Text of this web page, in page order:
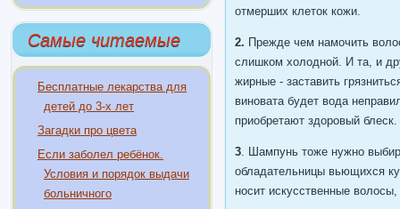
Самые читаемые
Бесплатные лекарства для
детей до 3-х лет
Загадки про цвета
Если заболел ребёнок.
Условия и порядок выдачи
больничного
отмерших клеток кожи.
2. Прежде чем намочить
слишком холодной. И та, и
жирные - заставить
виновата будет вода
приобретают здоровый блеск.
3. Шампунь тоже нужно
обладательницы вьющихся
носит искусственные